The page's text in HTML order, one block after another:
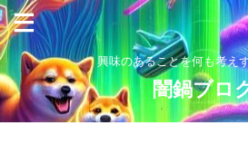
興味のあることを何も考え
闇鍋ブロ